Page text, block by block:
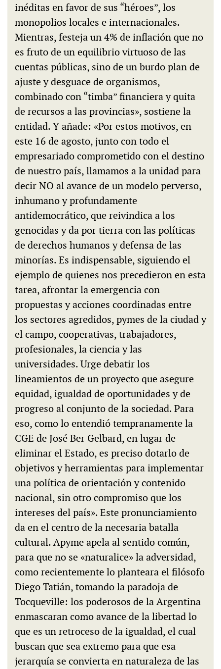
inéditas en favor de sus “héroes”, los
monopolios locales e internacionales.
Mientras, festeja un 4% de inflación que no
es fruto de un equilibrio virtuoso de las
cuentas públicas, sino de un burdo plan de
ajuste y desguace de organismos,
combinado con “timba” financiera y quita
de recursos a las provincias», sostiene la
entidad. Y añade: «Por estos motivos, en
este 16 de agosto, junto con todo el
empresariado comprometido con el destino
de nuestro país, llamamos a la unidad para
decir NO al avance de un modelo perverso,
inhumano y profundamente
antidemocrático, que reivindica a los
genocidas y da por tierra con las políticas
de derechos humanos y defensa de las
minorías. Es indispensable, siguiendo el
ejemplo de quienes nos precedieron en esta
tarea, afrontar la emergencia con
propuestas y acciones coordinadas entre
los sectores agredidos, pymes de la ciudad y
el campo, cooperativas, trabajadores,
profesionales, la ciencia y las
universidades. Urge debatir los
lineamientos de un proyecto que asegure
equidad, igualdad de oportunidades y de
progreso al conjunto de la sociedad. Para
eso, como lo entendió tempranamente la
CGE de José Ber Gelbard, en lugar de
eliminar el Estado, es preciso dotarlo de
objetivos y herramientas para implementar
una política de orientación y contenido
nacional, sin otro compromiso que los
intereses del país». Este pronunciamiento
da en el centro de la necesaria batalla
cultural. Apyme apela al sentido común,
para que no se «naturalice» la adversidad,
como recientemente lo planteara el filósofo
Diego Tatián, tomando la paradoja de
Tocqueville: los poderosos de la Argentina
enmascaran como avance de la libertad lo
que es un retroceso de la igualdad, el cual
buscan que sea extremo para que esa
jerarquía se convierta en naturaleza de las